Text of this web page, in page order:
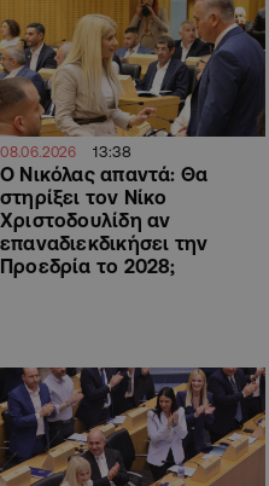
08.06.2026 13:38
Ο Νικόλας απαντά: Θα
στηρίξει τον Νίκο
Χριστοδουλίδη αν
επαναδιεκδικήσει την
Προεδρία το 2028;